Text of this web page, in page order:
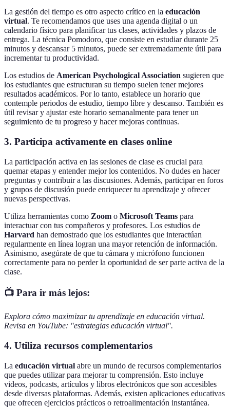
La gestión del tiempo es otro aspecto crítico en la educación
virtual. Te recomendamos que uses una agenda digital o un
calendario físico para planificar tus clases, actividades y plazos de
entrega. La técnica Pomodoro, que consiste en estudiar durante 25
minutos y descansar 5 minutos, puede ser extremadamente útil para
incrementar tu productividad.
Los estudios de American Psychological Association sugieren que
los estudiantes que estructuran su tiempo suelen tener mejores
resultados académicos. Por lo tanto, establece un horario que
contemple periodos de estudio, tiempo libre y descanso. También es
útil revisar y ajustar este horario semanalmente para tener un
seguimiento de tu progreso y hacer mejoras continuas.
3. Participa activamente en clases online
La participación activa en las sesiones de clase es crucial para
quemar etapas y entender mejor los contenidos. No dudes en hacer
preguntas y contribuir a las discusiones. Además, participar en foros
y grupos de discusión puede enriquecer tu aprendizaje y ofrecer
nuevas perspectivas.
Utiliza herramientas como Zoom o Microsoft Teams para
interactuar con tus compañeros y profesores. Los estudios de
Harvard han demostrado que los estudiantes que interactúan
regularmente en línea logran una mayor retención de información.
Asimismo, asegúrate de que tu cámara y micrófono funcionen
correctamente para no perder la oportunidad de ser parte activa de la
clase.
📺 Para ir más lejos:
Explora cómo maximizar tu aprendizaje en educación virtual.
Revisa en YouTube: "estrategias educación virtual".
4. Utiliza recursos complementarios
La educación virtual abre un mundo de recursos complementarios
que puedes utilizar para mejorar tu comprensión. Esto incluye
videos, podcasts, artículos y libros electrónicos que son accesibles
desde diversas plataformas. Además, existen aplicaciones educativas
que ofrecen ejercicios prácticos o retroalimentación instantánea.